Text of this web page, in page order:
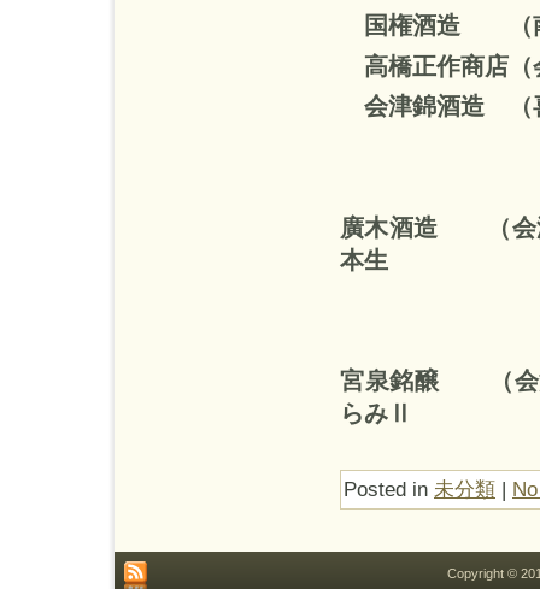
国権酒造
高橋正作商
会津錦酒造
廣木酒造
（
本生
宮泉銘醸
らみⅡ
Posted in 未分類 |
Copyright ©